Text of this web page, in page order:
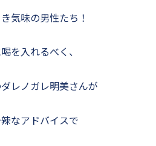
気味の男性たち！
を入れるべく、
レノガレ明美さんが
なアドバイスで